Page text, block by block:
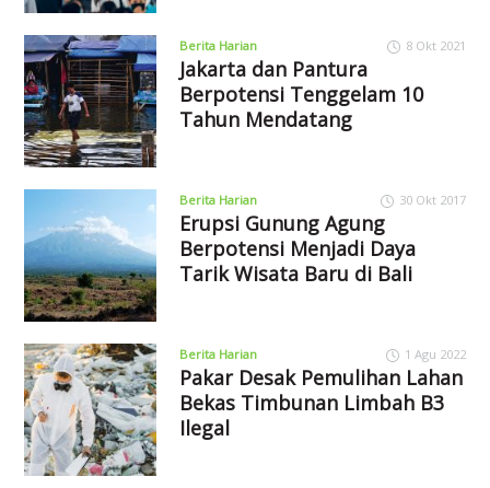
Berita Harian 8 Okt 2021
Jakarta dan Pantura
Berpotensi Tenggelam 10
Tahun Mendatang
Berita Harian 30 Okt 2017
Erupsi Gunung Agung
Berpotensi Menjadi Daya
Tarik Wisata Baru di Bali
Berita Harian 1 Agu 2022
Pakar Desak Pemulihan Lahan
Bekas Timbunan Limbah B3
Ilegal